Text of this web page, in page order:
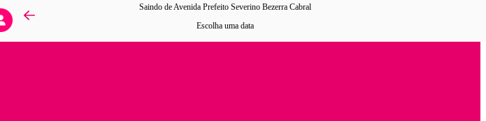
Saindo de Avenida Prefeito Severino Bezerra Cabral
Escolha uma data